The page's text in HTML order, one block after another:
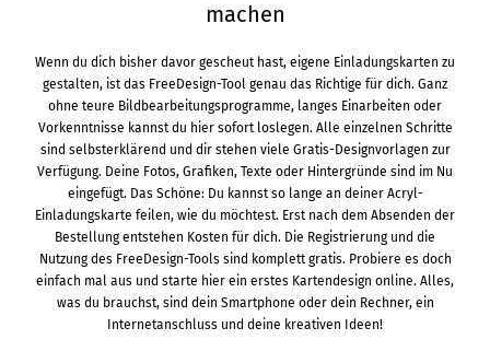
machen
Wenn du dich bisher davor gescheut hast, eigene Einladungskarten zu
gestalten, ist das FreeDesign-Tool genau das Richtige für dich. Ganz
ohne teure Bildbearbeitungsprogramme, langes Einarbeiten oder
Vorkenntnisse kannst du hier sofort loslegen. Alle einzelnen Schritte
sind selbsterklärend und dir stehen viele Gratis-Designvorlagen zur
Verfügung. Deine Fotos, Grafiken, Texte oder Hintergründe sind im Nu
eingefügt. Das Schöne: Du kannst so lange an deiner Acryl-
Einladungskarte feilen, wie du möchtest. Erst nach dem Absenden der
Bestellung entstehen Kosten für dich. Die Registrierung und die
Nutzung des FreeDesign-Tools sind komplett gratis. Probiere es doch
einfach mal aus und starte hier ein erstes Kartendesign online. Alles,
was du brauchst, sind dein Smartphone oder dein Rechner, ein
Internetanschluss und deine kreativen Ideen!